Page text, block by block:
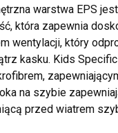
warstwa EPS
która zapewnia
wentylacji, który
kasku. Kids
na szybie
przed wiatrem